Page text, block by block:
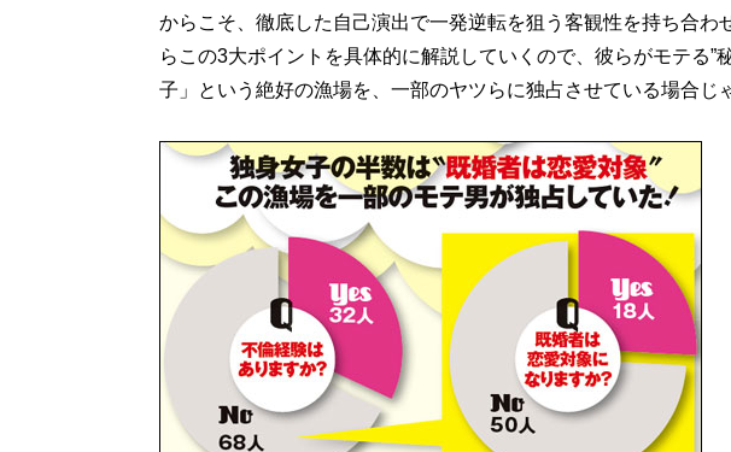
からこそ、徹底した自己演出で一発逆転を狙う客観性を持ち合わ
らこの3大ポイントを具体的に解説していくので、彼らがモテる”
子」という絶好の漁場を、一部のヤツらに独占させている場合じ